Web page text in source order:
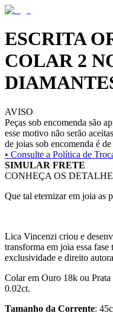
ESCRITA
COLAR 2
AVISO
Peças sob encomenda são
esse motivo não serão
de joias sob encomenda é
• Consulte a Política de
SIMULAR FRETE
CONHEÇA OS
Que tal eternizar em joia as
Lica Vincenzi criou e
transforma em joia essa
exclusividade e direito
Colar em Ouro 18k ou Prata
0.02ct.
Tamanho da Corrente: